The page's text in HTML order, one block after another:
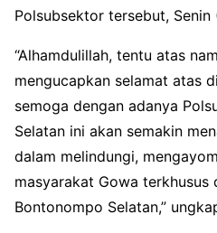
Polsubsektor tersebut, Senin
“Alhamdulillah, tentu atas
mengucapkan selamat atas
semoga dengan adanya
Selatan ini akan semakin
dalam melindungi,
masyarakat Gowa terkhusus
Bontonompo Selatan,”